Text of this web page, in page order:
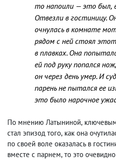
то напоили — это был,
Отвезли в гостиницу.
очнулась в комнате
рядом с ней стоял
в плавках. Она
ей под руку попался нож,
он через день умер. И
парень не пытался ее
это было нарочное
По мнению Латыниной,
стал эпизод того, как она
по своей воле оказалась в
вместе с парнем, то это